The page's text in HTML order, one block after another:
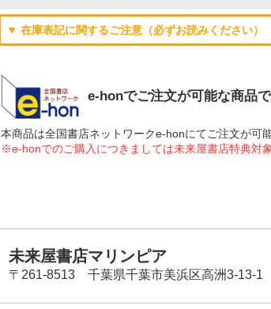
▼ 在庫表記に関するご注意（必ずお読みください）
e-honでご注文が可能な商品
本商品は全国書店ネットワークe-honにてご注文が可
※e-honでのご購入につきましては未来屋書店特典対
未来屋書店マリンピア
〒261-8513 千葉県千葉市美浜区高洲3-13-1